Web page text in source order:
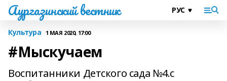
Аургазинский вестник
Культура 1 МАЯ 2020, 17:00
#Мыскучаем
Воспитанники Детского сада №4.с